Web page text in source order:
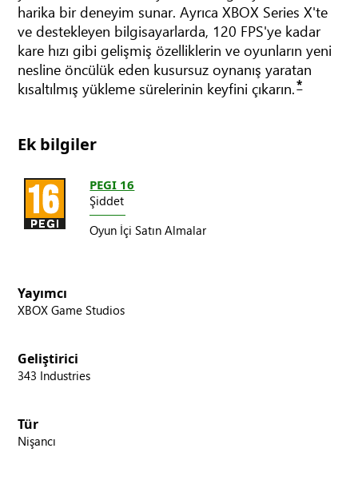
harika bir deneyim sunar. Ayrıca XBOX Series X'te
ve destekleyen bilgisayarlarda, 120 FPS'ye kadar
kare hızı gibi gelişmiş özelliklerin ve oyunların yeni
nesline öncülük eden kusursuz oynanış yaratan
kısaltılmış yükleme sürelerinin keyfini çıkarın.*
Ek bilgiler
PEGI 16
Şiddet
Oyun İçi Satın Almalar
Yayımcı
XBOX Game Studios
Geliştirici
343 Industries
Tür
Nişancı